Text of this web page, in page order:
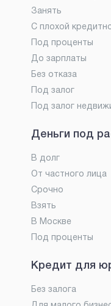
Занять
С плохой
Под проценты
До зарплаты
Без отказа
Под залог
Под залог
Деньги под
В долг
От частного лица
Срочно
Взять
В Москве
Под проценты
Кредит для
Без залога